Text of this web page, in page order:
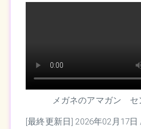
メガネのアマガン セ
[最終更新日] 2026年02月17日